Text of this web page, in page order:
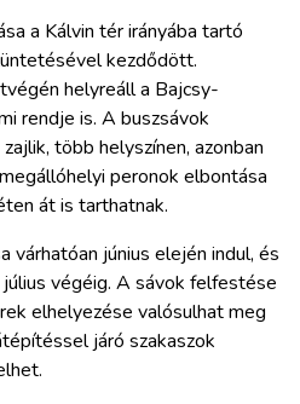
a Kálvin tér irányába tartó
kezdődött.
helyreáll a Bajcsy-
rendje is. A buszsávok
több helyszínen, azonban
peronok elbontása
át is tarthatnak.
várhatóan június elején indul, és
végéig. A sávok felfestése
elhelyezése valósulhat meg
járó szakaszok